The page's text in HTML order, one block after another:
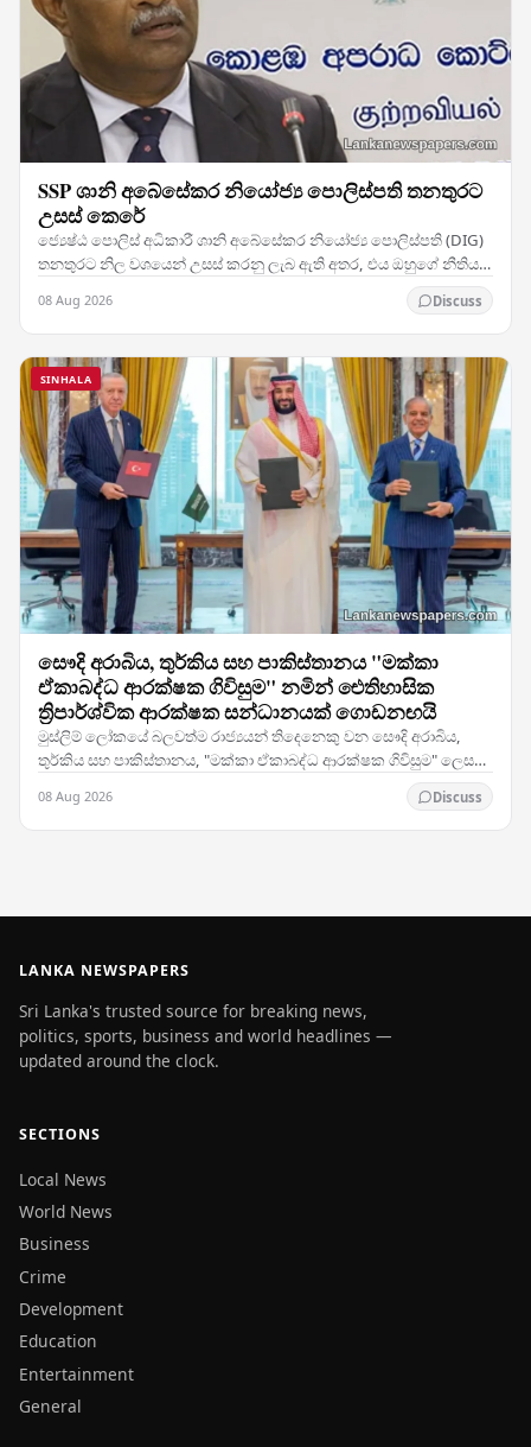
SSP ශානි අබේසේකර නියෝජ්‍ය පොලිස්පති තනතුරට
උසස් කෙරේ
ජ්‍යෙෂ්ඨ පොලිස් අධිකාරී ශානි අබේසේකර නියෝජ්‍ය පොලිස්පති (DIG)
තනතුරට නිල වශයෙන් උසස් කරනු ලැබ ඇති අතර, එය ඔහුගේ නීතිය
08 Aug 2026 Discuss
SINHALA
සෞදි අරාබිය, තුර්කිය සහ පාකිස්තානය "මක්කා
ඒකාබද්ධ ආරක්ෂක ගිවිසුම" නමින් ඓතිහාසික
ත්‍රිපාර්ශ්වික ආරක්ෂක සන්ධානයක් ගොඩනඟයි
මුස්ලිම් ලෝකයේ බලවත්ම රාජ්‍යයන් තිදෙනෙකු වන සෞදි අරාබිය,
තුර්කිය සහ පාකිස්තානය, "මක්කා ඒකාබද්ධ ආරක්ෂක ගිවිසුම" ලෙස
08 Aug 2026 Discuss
LANKA NEWSPAPERS
Sri Lanka's trusted source for breaking news,
politics, sports, business and world headlines —
updated around the clock.
SECTIONS
Local News
World News
Business
Crime
Development
Education
Entertainment
General